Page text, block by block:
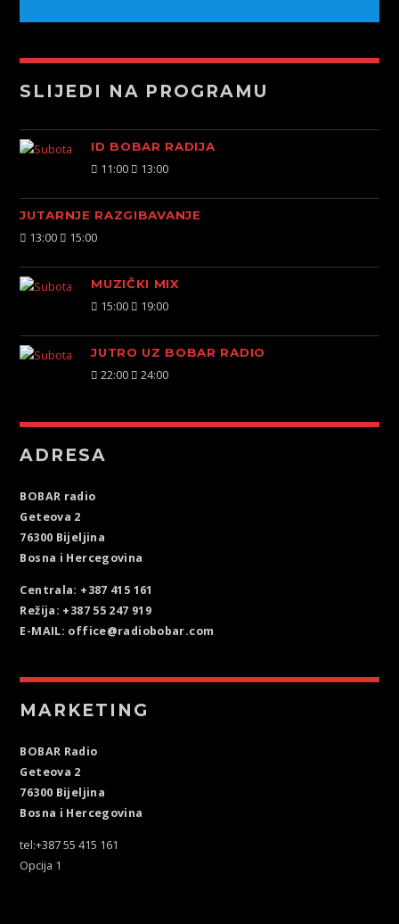
SLIJEDI NA PROGRAMU
ID BOBAR RADIJA
11:00 13:00
JUTARNJE RAZGIBAVANJE
13:00 15:00
MUZIČKI MIX
15:00 19:00
JUTRO UZ BOBAR RADIO
22:00 24:00
ADRESA
BOBAR radio
Geteova 2
76300 Bijeljina
Bosna i Hercegovina
Centrala: +387 415 161
Režija: +387 55 247 919
E-MAIL: office@radiobobar.com
MARKETING
BOBAR Radio
Geteova 2
76300 Bijeljina
Bosna i Hercegovina
tel:+387 55 415 161
Opcija 1